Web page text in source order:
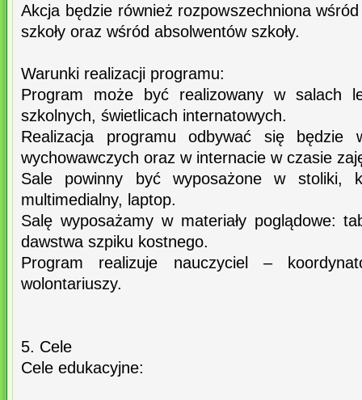
Akcja będzie również rozpowszechniona
szkoły oraz wśród absolwentów szkoły.
Warunki realizacji programu:
Program może być realizowany w salach
szkolnych, świetlicach internatowych.
Realizacja programu odbywać się będzie
wychowawczych oraz w internacie w czasie
Sale powinny być wyposażone w stoliki,
multimedialny, laptop.
Salę wyposażamy w materiały poglądowe:
dawstwa szpiku kostnego.
Program realizuje nauczyciel –
wolontariuszy.
5. Cele
Cele edukacyjne: